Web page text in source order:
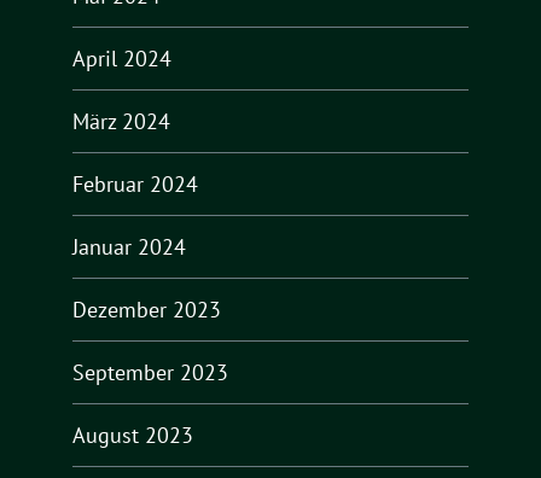
April 2024
März 2024
Februar 2024
Januar 2024
Dezember 2023
September 2023
August 2023